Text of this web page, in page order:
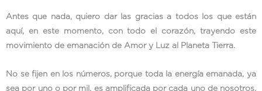
Antes que nada, quiero dar las gracias a todos los que están
aquí, en este momento, con todo el corazón, trayendo este
movimiento de emanación de Amor y Luz al Planeta Tierra.
No se fijen en los números, porque toda la energía emanada, ya
sea por uno o por mil, es amplificada por cada uno de nosotros.